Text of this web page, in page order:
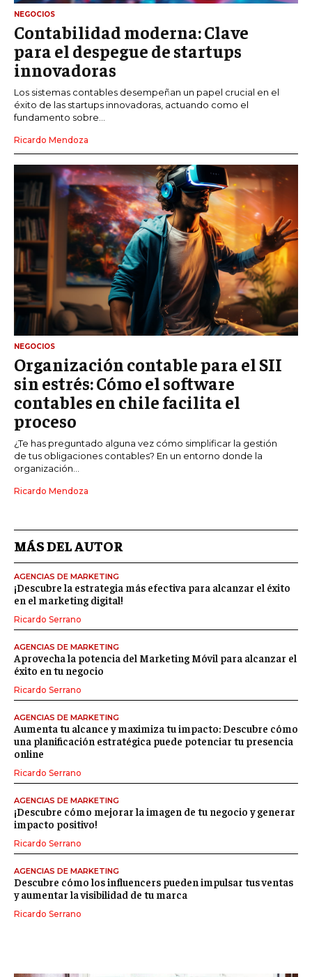
NEGOCIOS
Contabilidad moderna: Clave
para el despegue de startups
innovadoras
Los sistemas contables desempeñan un papel crucial en el
éxito de las startups innovadoras, actuando como el
fundamento sobre...
Ricardo Mendoza
NEGOCIOS
Organización contable para el SII
sin estrés: Cómo el software
contables en chile facilita el
proceso
¿Te has preguntado alguna vez cómo simplificar la gestión
de tus obligaciones contables? En un entorno donde la
organización...
Ricardo Mendoza
MÁS DEL AUTOR
AGENCIAS DE MARKETING
¡Descubre la estrategia más efectiva para alcanzar el éxito
en el marketing digital!
Ricardo Serrano
AGENCIAS DE MARKETING
Aprovecha la potencia del Marketing Móvil para alcanzar el
éxito en tu negocio
Ricardo Serrano
AGENCIAS DE MARKETING
Aumenta tu alcance y maximiza tu impacto: Descubre cómo
una planificación estratégica puede potenciar tu presencia
online
Ricardo Serrano
AGENCIAS DE MARKETING
¡Descubre cómo mejorar la imagen de tu negocio y generar
impacto positivo!
Ricardo Serrano
AGENCIAS DE MARKETING
Descubre cómo los influencers pueden impulsar tus ventas
y aumentar la visibilidad de tu marca
Ricardo Serrano